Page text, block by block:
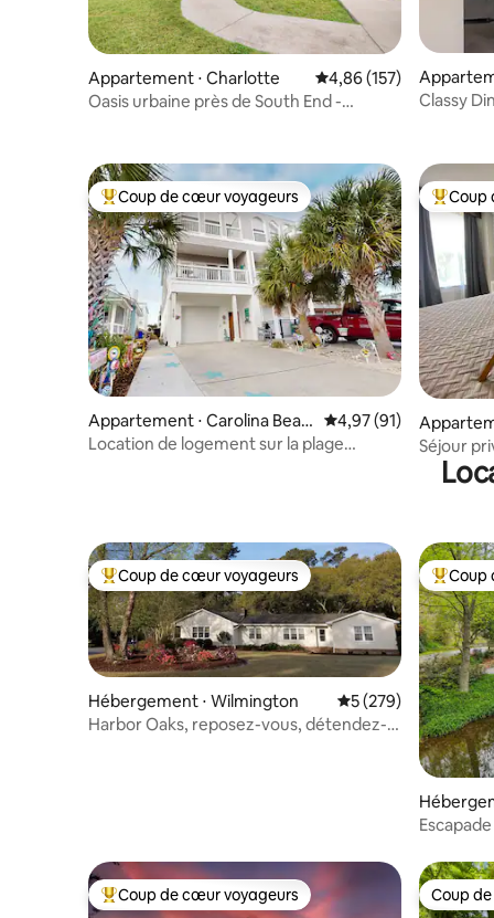
Appartement ⋅ Charlotte Évaluation moyenne
4,86 (157)
Oasis urbaine près de South End -
Classy
Coups de cœur voyageurs les plus appréciés
Coup de cœur voyageurs
Appartement ⋅ Carolina Beac
h
Évaluation moyenne
4,97 (91)
Location de logement sur la plage
Coups
Coup
Séjour
Vélos
Coups de cœur voyageurs les plus appréciés
Coup de cœur voyageurs
Hébergement ⋅ Wilmington Évaluation
5 (279)
Harbor Oaks, reposez-vous, détendez-
Coups
Coup
Coups de cœur voyageurs les plus appréciés
Coup de cœur voyageurs Coup
Coup